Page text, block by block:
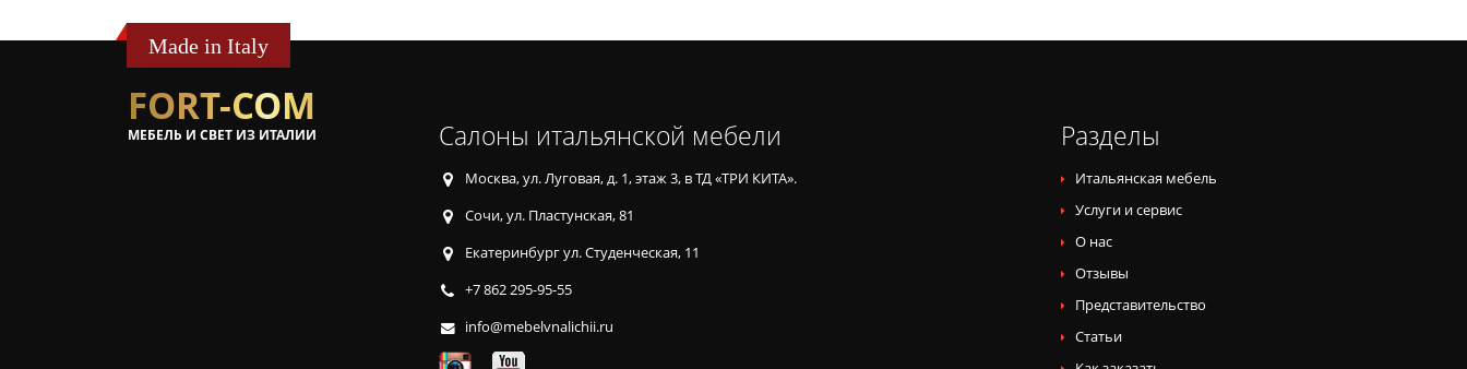
Made in Italy
FORT-COM
МЕБЕЛЬ И СВЕТ ИЗ ИТАЛИИ Салоны итальянской мебели
Москва, ул. Луговая, д. 1, этаж 3, в ТД «ТРИ КИТА».
Сочи, ул. Пластунская, 81
Екатеринбург ул. Студенческая, 11
+7 862 295-95-55
info@mebelvnalichii.ru
Разделы
Итальянская мебель
Услуги и сервис
О нас
Отзывы
Представительство
Статьи